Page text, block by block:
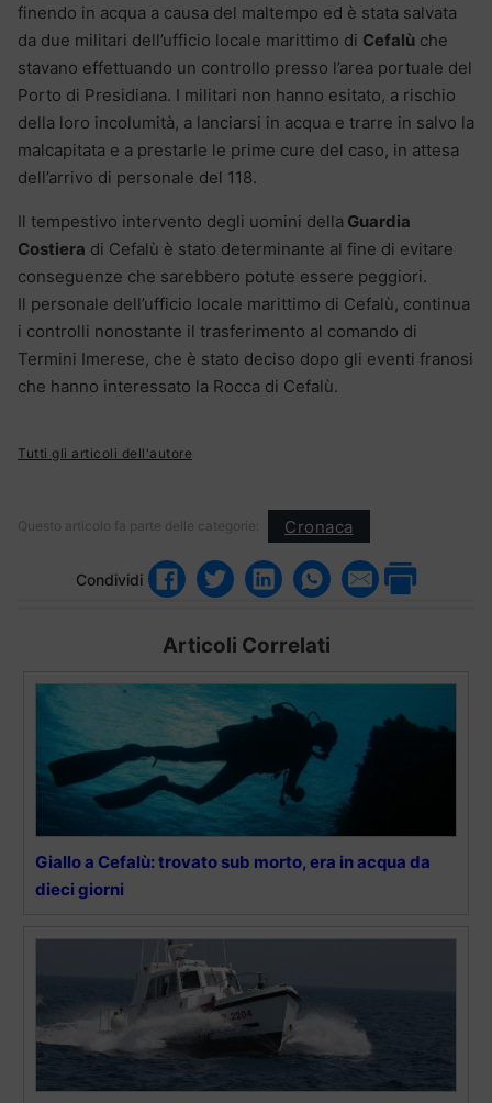
finendo in acqua a causa del maltempo ed è stata salvata
da due militari dell’ufficio locale marittimo di Cefalù che
stavano effettuando un controllo presso l’area portuale del
Porto di Presidiana. I militari non hanno esitato, a rischio
della loro incolumità, a lanciarsi in acqua e trarre in salvo la
malcapitata e a prestarle le prime cure del caso, in attesa
dell’arrivo di personale del 118.
Il tempestivo intervento degli uomini della Guardia
Costiera di Cefalù è stato determinante al fine di evitare
conseguenze che sarebbero potute essere peggiori.
Il personale dell’ufficio locale marittimo di Cefalù, continua
i controlli nonostante il trasferimento al comando di
Termini Imerese, che è stato deciso dopo gli eventi franosi
che hanno interessato la Rocca di Cefalù.
Tutti gli articoli dell'autore
Questo articolo fa parte delle categorie: Cronaca
Condividi
Articoli Correlati
Giallo a Cefalù: trovato sub morto, era in acqua da
dieci giorni